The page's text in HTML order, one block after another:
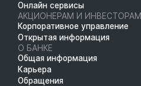
Онлайн сервисы
АКЦИОНЕРАМ И ИНВЕСТОРАМ
Корпоративное управление
Открытая информация
О БАНКЕ
Общая информация
Карьера
Обращения